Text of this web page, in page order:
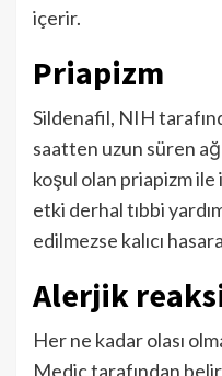
içerir.
Priapizm
Sildenafil, NIH
saatten uzun süren
koşul olan priapizm
etki derhal tıbbi
edilmezse kalıcı
Alerjik
Her ne kadar olası
Medic tarafından